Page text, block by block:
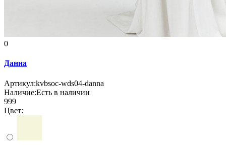
0
Данна
Артикул:kvbsoc-wds04-danna
Наличие:Есть в наличии
999
Цвет: